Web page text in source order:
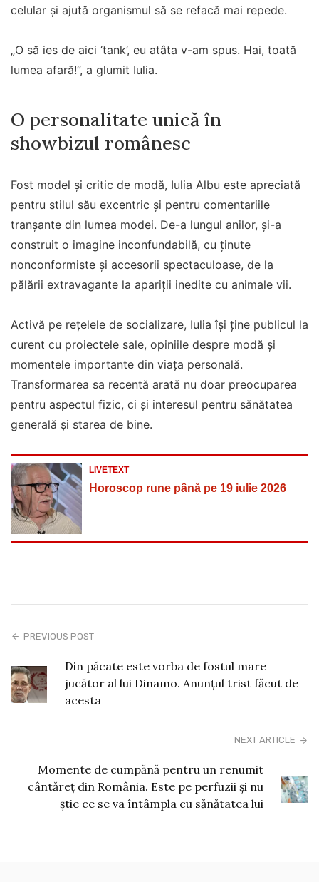
celular și ajută organismul să se refacă mai repede.
„O să ies de aici ‘tank’, eu atâta v-am spus. Hai, toată
lumea afară!”, a glumit Iulia.
O personalitate unică în
showbizul românesc
Fost model și critic de modă, Iulia Albu este apreciată
pentru stilul său excentric și pentru comentariile
tranșante din lumea modei. De-a lungul anilor, și-a
construit o imagine inconfundabilă, cu ținute
nonconformiste și accesorii spectaculoase, de la
pălării extravagante la apariții inedite cu animale vii.
Activă pe rețelele de socializare, Iulia își ține publicul la
curent cu proiectele sale, opiniile despre modă și
momentele importante din viața personală.
Transformarea sa recentă arată nu doar preocuparea
pentru aspectul fizic, ci și interesul pentru sănătatea
generală și starea de bine.
LIVETEXT
Horoscop rune până pe 19 iulie 2026
PREVIOUS POST
Din păcate este vorba de fostul mare
jucător al lui Dinamo. Anunțul trist făcut de
acesta
NEXT ARTICLE
Momente de cumpănă pentru un renumit
cântăreț din România. Este pe perfuzii și nu
știe ce se va întâmpla cu sănătatea lui